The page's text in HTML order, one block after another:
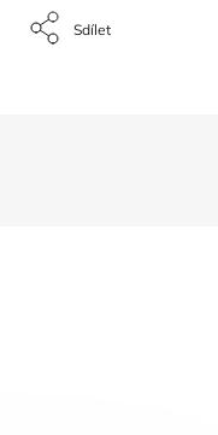
Sdílet